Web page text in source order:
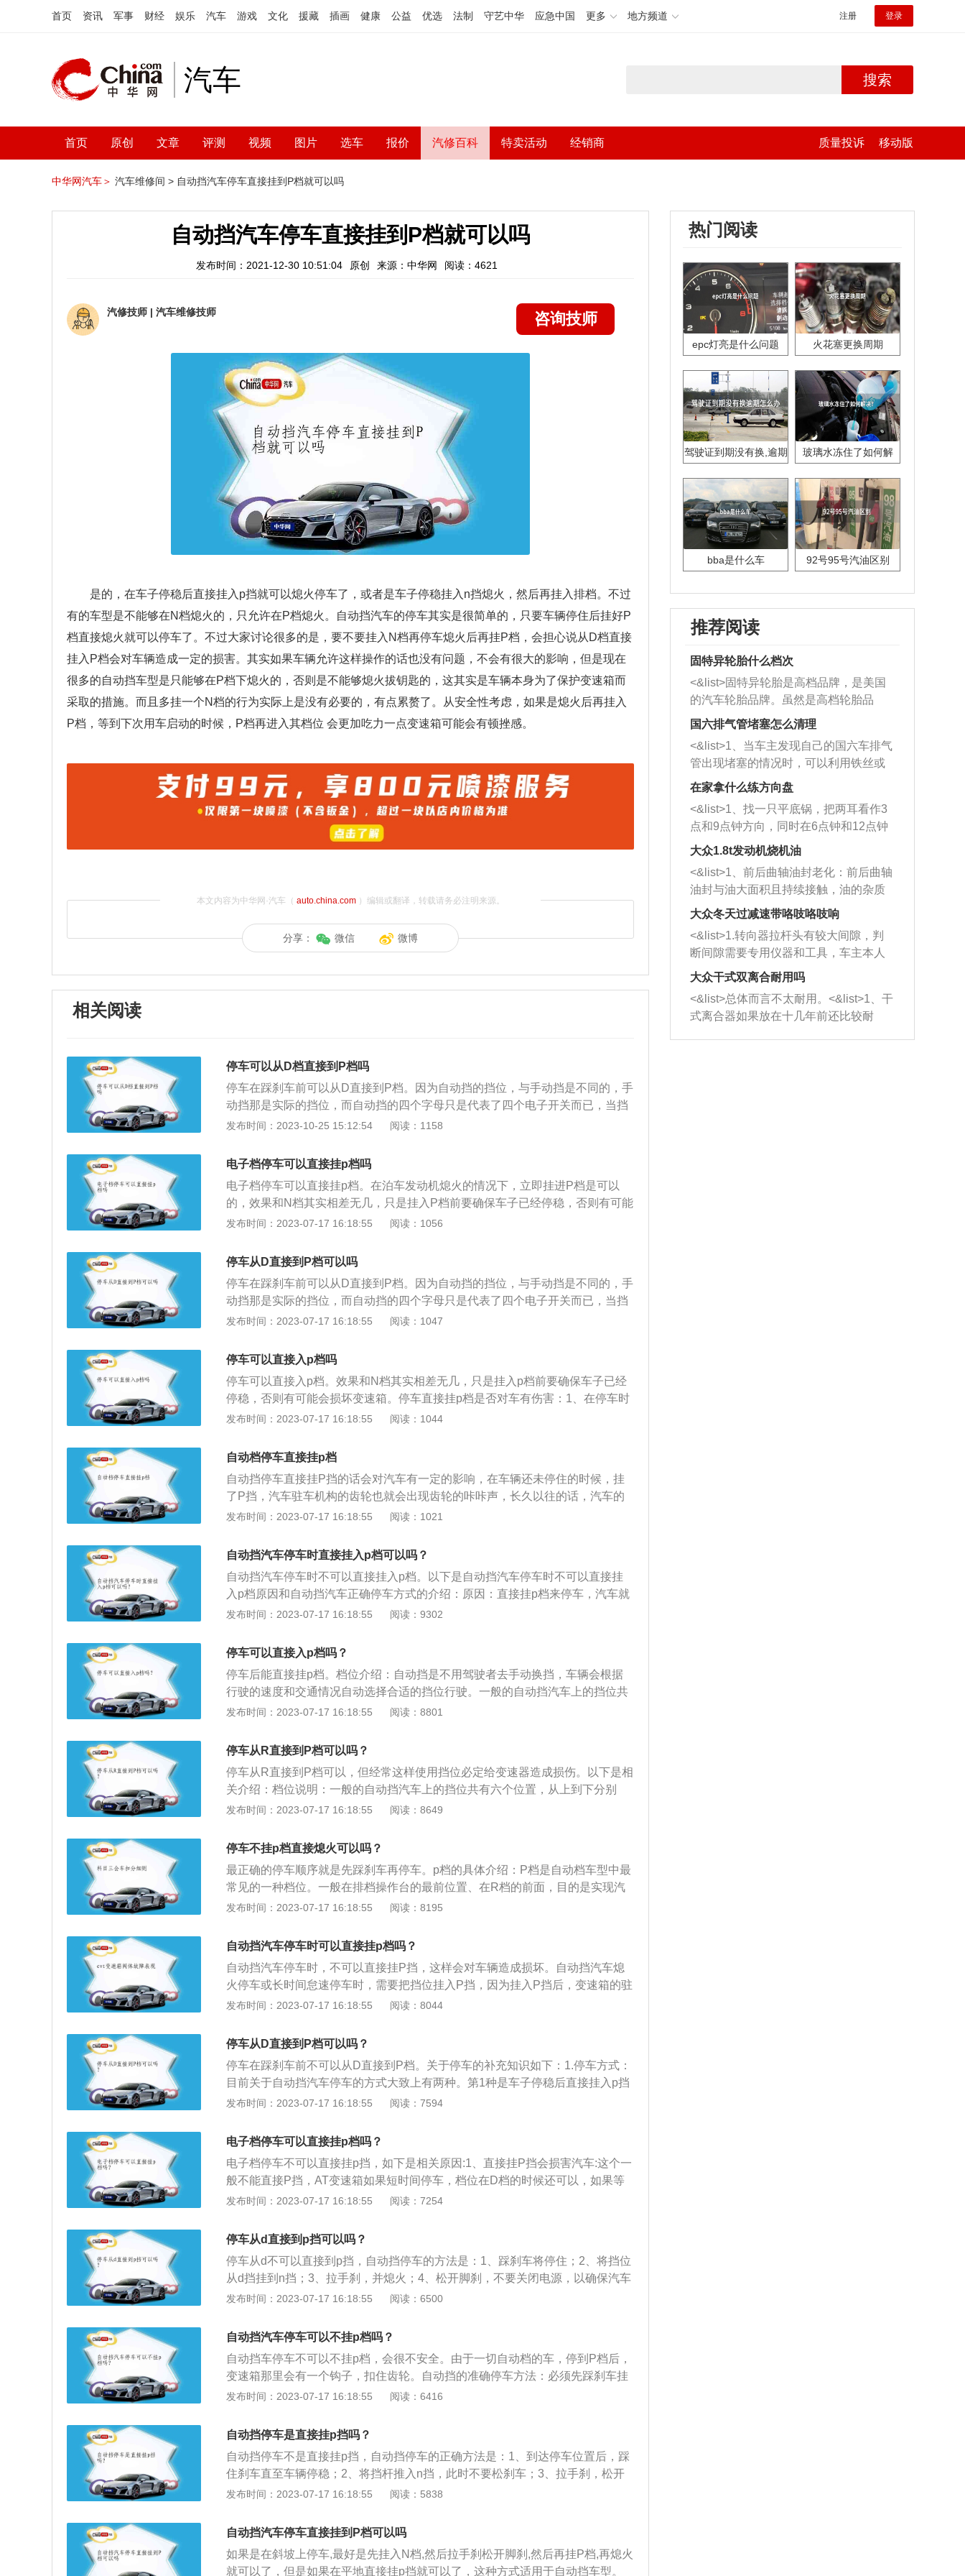
首页 资讯 军事 财经 娱乐 汽车 游戏 文化 援藏 插画 健康 公益 优选 法制 守艺中华 应急中国 更多 地方频道 注册 登录
汽车 搜索
首页 原创 文章 评测 视频 图片 选车 报价 汽修百科 特卖活动 经销商 质量投诉 移动版
中华网汽车＞ 汽车维修间 > 自动挡汽车停车直接挂到P档就可以吗
自动挡汽车停车直接挂到P档就可以吗
发布时间：2021-12-30 10:51:04 原创 来源：中华网 阅读：4621
汽修技师 | 汽车维修技师 咨询技师
是的，在车子停稳后直接挂入p挡就可以熄火停车了，或者是车子停稳挂入n挡熄火，然后再挂入排档。不过
有的车型是不能够在N档熄火的，只允许在P档熄火。自动挡汽车的停车其实是很简单的，只要车辆停住后挂好P
档直接熄火就可以停车了。不过大家讨论很多的是，要不要挂入N档再停车熄火后再挂P档，会担心说从D档直接
挂入P档会对车辆造成一定的损害。其实如果车辆允许这样操作的话也没有问题，不会有很大的影响，但是现在
很多的自动挡车型是只能够在P档下熄火的，否则是不能够熄火拔钥匙的，这其实是车辆本身为了保护变速箱而
采取的措施。而且多挂一个N档的行为实际上是没有必要的，有点累赘了。从安全性考虑，如果是熄火后再挂入
P档，等到下次用车启动的时候，P档再进入其档位 会更加吃力一点变速箱可能会有顿挫感。
本文内容为中华网·汽车（ auto.china.com）编辑或翻译，转载请务必注明来源。
分享： 微信 微博
相关阅读
停车可以从D档直接到P档吗
停车在踩刹车前可以从D直接到P档。因为自动挡的挡位，与手动挡是不同的，手
动挡那是实际的挡位，而自动挡的四个字母只是代表了四个电子开关而已，当挡
杆落在某一个位置时，只是按下开关、而是否执行挡位机制则由系统去判定，这
以D挡切P档时，虽然经过R挡，但只不过是快速经过电子开关，不会损伤变速
箱，但此时并不会执行倒挡。停车技巧：自动挡汽车的停车还非常简单，将车子
停稳的情况下直接推入p档，然后熄火就好。在N熄火然后再推入p档，这有些多
此一举，并且安全性要比在p档直接熄火会逊色一些。停车细节：比如说在停车
的时候，首先要拉紧手刹，防止溜车或者是出现一些其他的意外。还有就是，自
拖车的时候，速度不要过快，车速也不要过高。
发布时间：2023-10-25 15:12:54 阅读：1158
电子档停车可以直接挂p档吗
电子档停车可以直接挂p档。在泊车发动机熄火的情况下，立即挂进P档是可以
的，效果和N档其实相差无几，只是挂入P档前要确保车子已经停稳，否则有可能
会损坏变速箱。电子手刹的优势有：1、发挥空间大：给予整车内饰造型的设计
车制动手柄。3、牢靠：此外电子手刹的牢靠性要比机械手刹来得更高。有关P档
的资料如下：1、p档：源于英文词汇park中的第一个字母，所以在自动挡汽车的
挡位中，P档即为停车挡的标识。2、作用：目的是实现汽车在坡道静止时能通过
挡位锁止车轴。一般在排挡操作台的最前位置、在R挡的前面。
发布时间：2023-07-17 16:18:55 阅读：1056
停车从D直接到P档可以吗
停车在踩刹车前可以从D直接到P档。因为自动挡的挡位，与手动挡是不同的，手
动挡那是实际的挡位，而自动挡的四个字母只是代表了四个电子开关而已，当挡
杆落在某一个位置时，只是按下开关、而是否执行挡位机制则由系统去判定，这
以D挡切P档时，虽然经过R挡，但只不过是快速经过电子开关，不会损伤变速
箱，但此时并不会执行倒挡。停车技巧：自动挡汽车的停车还非常简单，将车子
停稳的情况下直接推入p档，然后熄火就好。在N熄火然后再推入p档，这有些多
此一举，并且安全性要比在p档直接熄火会逊色一些。停车细节：比如说在停车
的时候，首先要拉紧手刹，防止溜车或者是出现一些其他的意外。还有就是，自
拖车的时候，速度不要过快，车速也不要过高。
发布时间：2023-07-17 16:18:55 阅读：1047
停车可以直接入p档吗
停车可以直接入p档。效果和N档其实相差无几，只是挂入p档前要确保车子已经
停稳，否则有可能会损坏变速箱。停车直接挂p档是否对车有伤害：1、在停车时
直接挂p档是否伤车是需要根据具体的情况进行分析的，如果是在平坦的道路上
挂p档的，不会对汽车造成较大的损伤。2、如果是在斜坡上停车，则需要先从D
档挂N档，再从N档挂p档。如果在斜坡上停车或者是行驶过程当中紧急停车，直
接挂p档会导致变速箱承受的压力增大。长期如此，可能会对变速箱造成损害或
者损害到相关的零件，对于汽车的安全和车主的行驶安全是不利的。在汽车使用
过程中应保持良好的用车习惯和驾驶习惯，在停车时也应拉好手刹，避免出现溜
发布时间：2023-07-17 16:18:55 阅读：1044
自动档停车直接挂p档
自动挡停车直接挂P挡的话会对汽车有一定的影响，在车辆还未停住的时候，挂
了P挡，汽车驻车机构的齿轮也就会出现齿轮的咔咔声，长久以往的话，汽车的
停车功能会受到损害，如果车辆还没有停住我们就挂了P挡的话，那么可能会对
的一个齿轮来强迫使汽车停下，就好像手机卡了壳，而自己直接给手机强制重启
来解决问题一样，手机经常这样强制重启的话会发生毛病，同理汽车总是直接挂
P挡的话也会对汽车不好。
发布时间：2023-07-17 16:18:55 阅读：1021
自动挡汽车停车时直接挂入p档可以吗？
自动挡汽车停车时不可以直接挂入p档。以下是自动挡汽车停车时不可以直接挂
入p档原因和自动挡汽车正确停车方式的介绍：原因：直接挂p档来停车，汽车就
会通过卡住变速箱运作的一个齿轮来强迫使汽车停下，可能会对变速箱以及齿轮
车熄火就行；当汽车遇到坡路或者红灯的时候，可以先挂N挡，再拉手刹挂P挡熄
火就行。
发布时间：2023-07-17 16:18:55 阅读：9302
停车可以直接入p档吗？
停车后能直接挂p档。档位介绍：自动挡是不用驾驶者去手动换挡，车辆会根据
行驶的速度和交通情况自动选择合适的挡位行驶。一般的自动挡汽车上的挡位共
有六个位置，从上到下分别为：P、R、N、D、S、L。P挡的作用：P用作停车
只要选档杆在行驶位置上，自动变速器汽车就很容易地行走。而停放时，选档杆
必须扳入P位，从而通过变速器内部的停车制动装置将输出轴锁住，并拉紧手制
动，防止汽车移动。当汽车需要在一固定位置上停留一段较长时间，或在停靠之
后离开车辆前，应该拉好手制动及将拨杆推进“P”的位置上。
发布时间：2023-07-17 16:18:55 阅读：8801
停车从R直接到P档可以吗？
停车从R直接到P档可以，但经常这样使用挡位必定给变速器造成损伤。以下是相
关介绍：档位说明：一般的自动挡汽车上的挡位共有六个位置，从上到下分别
为：P、R、N、D、S、L。P为Parking，泊车挡，启动挡。R为Reverse，倒车
示运动模式。OD为OD挡为超速挡。档位作用：停车熄火后切换到p挡；倒车、
侧方停车或者倒入车库时用r挡；n挡用于等红绿灯时间长的时候；开车的时候切
换到d挡车子行走；在爬斜坡比较陡的时候使用s挡。
发布时间：2023-07-17 16:18:55 阅读：8649
停车不挂p档直接熄火可以吗？
最正确的停车顺序就是先踩刹车再停车。p档的具体介绍：P档是自动档车型中最
常见的一种档位。一般在排档操作台的最前位置、在R档的前面，目的是实现汽
车在坡道静止时能通过档位锁止车轴。p档的注意事项：将车挂入P挡后，再拉手
锁车，也就是它只起到了一个辅助刹车的作用。而先挂入P挡，由于它的锁止机
构已经和变速箱起作用，这个时候拉手刹的作用效果并不明显。
发布时间：2023-07-17 16:18:55 阅读：8195
自动挡汽车停车时可以直接挂p档吗？
自动挡汽车停车时，不可以直接挂P挡，这样会对车辆造成损坏。自动挡汽车熄
火停车或长时间怠速停车时，需要把挡位挂入P挡，因为挂入P挡后，变速箱的驻
车棘爪会与卡槽咬合，这样就锁止了汽车的传动部分。自动挡停车的正确方法
车；拉手刹，松开脚刹；等待停稳后再次踩下刹车，挂入p挡，完成后，锁好即
可。自动挡汽车是指不用驾驶者去手动换挡，车辆会根据行驶的速度和交通情况
来自动选择合适的挡位行驶。自动挡车挡位有：p挡为停车挡、r挡为倒车挡、n挡
为空挡、d挡为前进挡、m挡是指手动模式、L挡为低速挡、s挡为运动模式。
发布时间：2023-07-17 16:18:55 阅读：8044
停车从D直接到P档可以吗？
停车在踩刹车前不可以从D直接到P档。关于停车的补充知识如下：1.停车方式：
目前关于自动挡汽车停车的方式大致上有两种。第1种是车子停稳后直接挂入p挡
熄火；第2种是车子停稳挂入n挡熄火，然后再挂入排档。2.停车技巧：自动挡汽
在N熄火然后再推入p档，这有些多此一举，并且安全性要比在p档直接熄火会逊
色一些。3.停车细节：比如说在停车的时候，首先要拉紧手刹，防止溜车或者是
出现一些其他的意外。还有就是，自动挡汽车不要空挡滑行，不然对变速箱还有
很大伤害。还有就是自动挡汽车进行拖车的时候，速度不要过快，车速也不要过
高。
发布时间：2023-07-17 16:18:55 阅读：7594
电子档停车可以直接挂p档吗？
电子档停车不可以直接挂p挡，如下是相关原因:1、直接挂P挡会损害汽车:这个一
般不能直接P挡，AT变速箱如果短时间停车，档位在D档的时候还可以，如果等
候时间超过1分钟建议挂入空挡最好知，因为长期挂入D挡而未行车，会导致变速
计的安全考虑:自动挡车大部分基本都是可以抄在N档起动和熄火。但能拔钥匙的
不多，但N档与P档唯一的不同之处就是在变速器的输出端有一个锁止机构；P档
会将这一机构锁止，而N档不会。之所以理所当然要设计这么一个机构，就是出
于避免手刹失灵知的状况；理所当然大部分车辆出于安全考虑，会强制必须P档
才能拔钥匙。这样子可以保障，不论驾驶员手刹有没有问题，车辆基本都不会发
发布时间：2023-07-17 16:18:55 阅读：7254
停车从d直接到p挡可以吗？
停车从d不可以直接到p挡，自动挡停车的方法是：1、踩刹车将停住；2、将挡位
从d挡挂到n挡；3、拉手刹，并熄火；4、松开脚刹，不要关闭电源，以确保汽车
在手刹的作用下能完全停稳；5、踩下脚刹，将挡位从n挡拉到p挡；6、松开脚
按两下启动键，让汽车电脑系统开始自检，至少六秒以上；2、踩下脚刹，按启
停键点火；3、松开脚刹，原地热车；4、踩下脚刹，松开手刹，将挡位从p挡拉
到d挡；5、缓慢放开脚刹，起步；6、根据路况，平稳踩踏油门加油即可。
发布时间：2023-07-17 16:18:55 阅读：6500
自动挡汽车停车可以不挂p档吗？
自动挡车停车不可以不挂p档，会很不安全。由于一切自动档的车，停到P档后，
变速箱那里会有一个钩子，扣住齿轮。自动挡的准确停车方法：必须先踩刹车挂
空挡，再拉手刹，然后才挂p档，最后熄火，这是正确的自动挡车的停车方式，
保障好汽车的变速器。长期停车不挂P档的危害：大部分的停车的阻力也都是来
自变速箱，长期下去就有可能会让变速箱锁止装置寿命减短。特别是停在坡道上
面，对变速箱的危害也会更大一些，而且汽车停在这样的状态下，再次低速起步
的时候，汽车的启动也就相对来说比较困难，甚至还能够听到一些杂音，这些现
象也都是表明汽车变速箱也正在慢慢的受损。
发布时间：2023-07-17 16:18:55 阅读：6416
自动挡停车是直接挂p挡吗？
自动挡停车不是直接挂p挡，自动挡停车的正确方法是：1、到达停车位置后，踩
住刹车直至车辆停稳；2、将挡杆推入n挡，此时不要松刹车；3、拉手刹，松开
脚刹；4、等待停稳后再次踩下刹车，挂入p挡，完成后下车锁好即可。自动挡车
的挡位行驶。自动挡车挡位有：1、p挡为停车挡；2、r挡为倒车挡；3、n挡为空
挡；4、d挡为前进挡；5、m挡是指手动模式；6、l挡为低速挡；7、s挡为运动模
式。
发布时间：2023-07-17 16:18:55 阅读：5838
自动挡汽车停车直接挂到P档可以吗
如果是在斜坡上停车,最好是先挂入N档,然后拉手刹松开脚刹,然后再挂P档,再熄火
就可以了，但是如果在平地直接挂p挡就可以了，这种方式适用于自动挡车型。
热门阅读
epc灯亮是什么问题 火花塞更换周期
驾驶证到期没有换,逾期
玻璃水冻住了如何解
bba是什么车 92号95号汽油区别
推荐阅读
固特异轮胎什么档次
<&list>固特异轮胎是高档品牌，是美国
的汽车轮胎品牌。虽然是高档轮胎品
牌，但是中高低端的轮胎都有生产，这
也是为了更好的开拓市场。
国六排气管堵塞怎么清理
<&list>1、当车主发现自己的国六车排气
管出现堵塞的情况时，可以利用铁丝或
者是细棍，直接将杂物给取出来，如果
堵塞情况比较严重，也可以采取应急措
施。 <&list>2、直接利用木棍将所有的
杂物推到排气管里面的位置处，然后将
三元催化器拆解开，就可以将堵塞的东
西取出来。但如果是因为积碳过多引起
的堵塞，就需要将三元催化器泡在草酸
洗剂对堵塞的情况得到解决，将清洗剂
放在燃油箱中，与燃油混合后，车辆启
动时，就可以和汽油一起进入到燃烧
室，最后形成废气排出，就可以让三元
催化器得到清洗，排气管堵塞的情况就
能够得到解决。
在家拿什么练方向盘
<&list>1、找一只平底锅，把两耳看作3
点和9点钟方向，同时在6点钟和12点钟
方向做一个标记。 <&list>2、双手握住
一圈半的练习，往右同样也要打相同的
圈数。 <&list>3、最后强调要反复练
习，这样就可以形成肌肉记忆，在真实
驾驶车辆时，不需要记忆也能打好方
向。
大众1.8t发动机烧机油
<&list>1、前后曲轴油封老化：前后曲轴
油封与油大面积且持续接触，油的杂质
和发动机内持续温度变化使其密封效果
逐渐减弱，导致渗油或漏油。<&list>2、
活塞间隙过大：积碳会使活塞环与缸体
的间隙扩大，导致机油流入燃烧室中，
造成烧机油。<&list>3、机油粘度。使用
机油粘度过小的话，同样会有烧机油现
象，机油粘度过小具有很好的流动性，
大众冬天过减速带咯吱咯吱响
<&list>1.转向器拉杆头有较大间隙，判
断间隙需要专用仪器和工具，车主本人
无法制作，需要将车辆送到修理厂或4s
店；<&list>2.车辆半轴套管防尘罩破
裂，破裂后会出现漏油现象，使半轴磨
损严重，磨损的半轴容易损坏，产生异
响；<&list>3.稳定器的转向胶套和球头
大众干式双离合耐用吗
<&list>总体而言不太耐用。<&list>1、干
式离合器如果放在十几年前还比较耐